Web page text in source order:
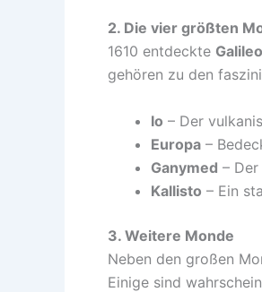
2. Die vier größten
1610 entdeckte
gehören zu den
Io – Der
Europa –
Ganymed –
Kallisto – Ein
3. Weitere Monde
Neben den großen
Einige sind